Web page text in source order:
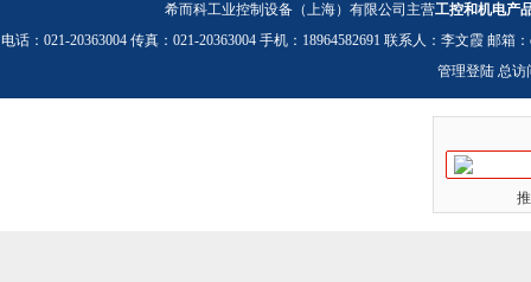
希而科工业控制设备（上海）有限公司主营工控和机电产
电话：021-20363004 传真：021-20363004 手机：18964582691 联系人：李文霞 邮箱：
管理登陆 总访